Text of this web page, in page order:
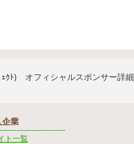
ｪｸﾄ) オフィシャルスポンサー詳細
企業
ト一覧